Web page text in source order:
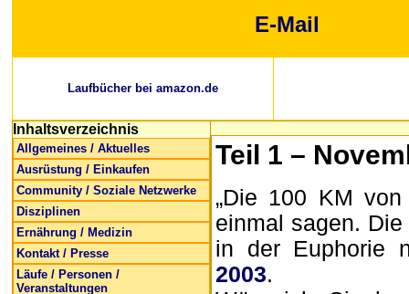
E-Mail
Laufbücher bei amazon.de
Inhaltsverzeichnis
Allgemeines / Aktuelles
Ausrüstung / Einkaufen
Community / Soziale Netzwerke
Disziplinen
Ernährung / Medizin
Kontakt / Presse
Läufe / Personen /
Veranstaltungen
Teil 1 –
„Die 100 KM
einmal sagen.
in der Euphorie
2003.